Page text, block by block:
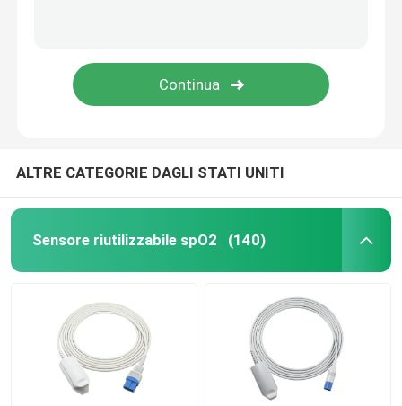
ALTRE CATEGORIE DAGLI STATI UNITI
Sensore riutilizzabile spO2 (140)